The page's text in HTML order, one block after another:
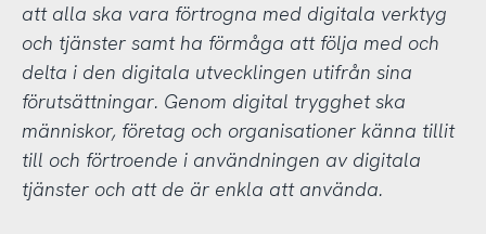
att alla ska vara förtrogna med digitala verktyg
och tjänster samt ha förmåga att följa med och
delta i den digitala utvecklingen utifrån sina
förutsättningar. Genom digital trygghet ska
människor, företag och organisationer känna tillit
till och förtroende i användningen av digitala
tjänster och att de är enkla att använda.